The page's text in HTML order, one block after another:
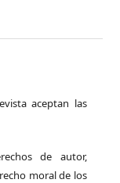
aceptan las
de autor,
moral de los